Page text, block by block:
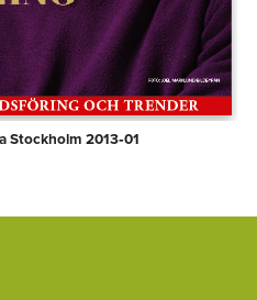
Stockholm 2013‑01